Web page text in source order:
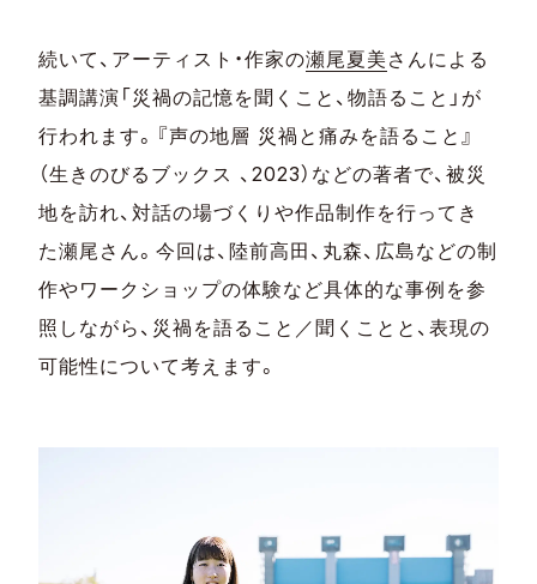
続いて、アーティスト・作家の瀬尾夏美 さんによる
基調講演「災禍の記憶を聞くこと、物語ること」が
行われます。『声の地層 災禍と痛みを語ること』
（生きのびるブックス 、2023）などの著者で、被災
地を訪れ、対話の場づくりや作品制作を行ってき
た瀬尾さん。今回は、陸前高田、丸森、広島などの制
作やワークショップの体験など具体的な事例を参
照しながら、災禍を語ること／聞くことと、表現の
可能性について考えます。